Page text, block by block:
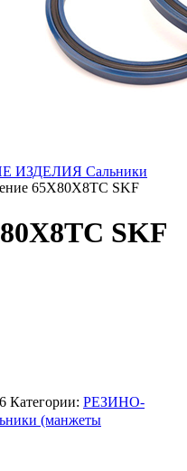
ИЗДЕЛИЯ Сальники
65X80X8TC SKF
SKF
Категории: РЕЗИНО-
(манжеты